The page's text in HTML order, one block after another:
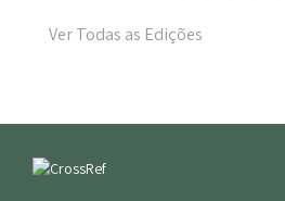
Ver Todas as Edições